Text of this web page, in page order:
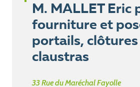
M. MALLET Eric
fourniture et
portails,
claustras
33 Rue du Maréchal Fayolle